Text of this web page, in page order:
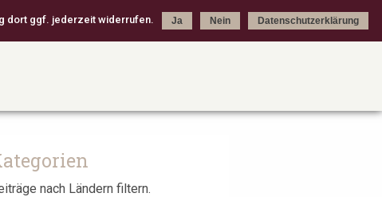
nach Ländern filtern.
dort ggf. jederzeit widerrufen. Ja Nein Datenschutzerklärung